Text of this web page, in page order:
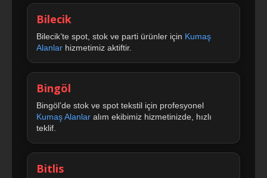
Bilecik
Bilecik’te spot, stok ve parti ürünler için Kumaş
Alanlar hizmetimiz aktiftir.
Bingöl
Bingöl’de stok ve spot tekstil için profesyonel
Kumaş Alanlar alım ekibimiz hizmetinizde, hızlı
teklif.
Bitlis